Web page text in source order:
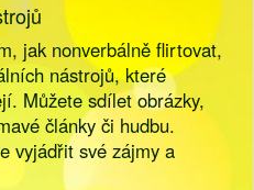
jak nonverbálně flirtovat,
nástrojů, které
Můžete sdílet obrázky,
články či hudbu.
vyjádřit své zájmy a